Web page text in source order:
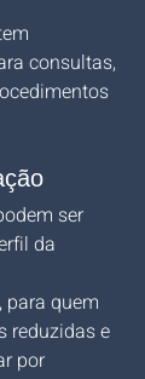
consultas,
ser
da
para quem
reduzidas e
por